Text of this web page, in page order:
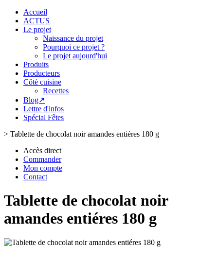
Accueil
ACTUS
Le projet
Naissance du projet
Pourquoi ce projet ?
Le projet aujourd'hui
Produits
Producteurs
Côté cuisine
Recettes
Blog↗
Lettre d'infos
Spécial Fêtes
> Tablette de chocolat noir amandes entiéres 180 g
Accès direct
Commander
Mon compte
Contact
Tablette de chocolat noir
amandes entiéres 180 g